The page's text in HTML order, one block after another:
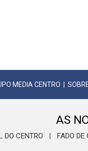
MEDIA CENTRO
AS
DO CENTRO FADO